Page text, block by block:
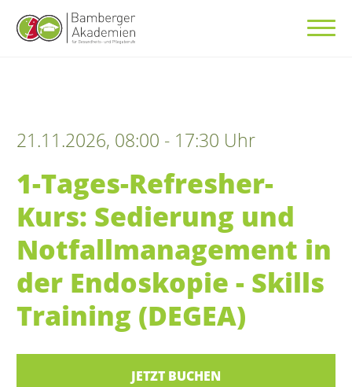
21.11.2026, 08:00 - 17:30 Uhr
1-Tages-Refresher-
Kurs: Sedierung und
Notfallmanagement in
der Endoskopie - Skills
Training (DEGEA)
JETZT BUCHEN